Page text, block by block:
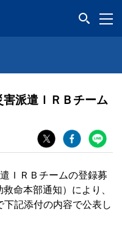
派遣ＩＲＢチーム
ＩＲＢチームの登録募
命本部通知）により、
記添付の内容で公表し